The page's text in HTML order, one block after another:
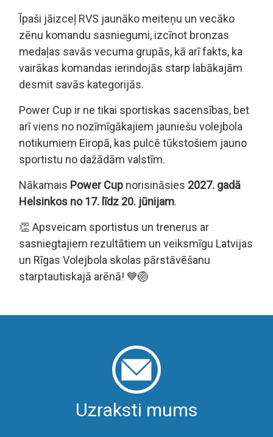
Īpaši jāizceļ RVS jaunāko meiteņu un vecāko
zēnu komandu sasniegumi, izcīnot bronzas
medaļas savās vecuma grupās, kā arī fakts, ka
vairākas komandas ierindojās starp labākajām
desmit savās kategorijās.
Power Cup ir ne tikai sportiskas sacensības, bet
arī viens no nozīmīgākajiem jauniešu volejbola
notikumiem Eiropā, kas pulcē tūkstošiem jauno
sportistu no dažādām valstīm.
Nākamais Power Cup norisināsies 2027. gadā
Helsinkos no 17. līdz 20. jūnijam.
👏 Apsveicam sportistus un trenerus ar
sasniegtajiem rezultātiem un veiksmīgu Latvijas
un Rīgas Volejbola skolas pārstāvēšanu
starptautiskajā arēnā! 💙🏐
Uzraksti mums